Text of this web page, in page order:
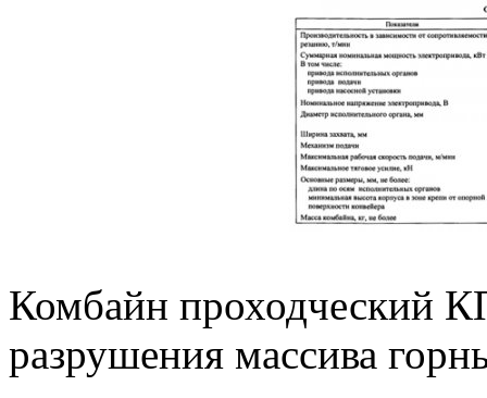
Комбайн проходческий
разрушения массива